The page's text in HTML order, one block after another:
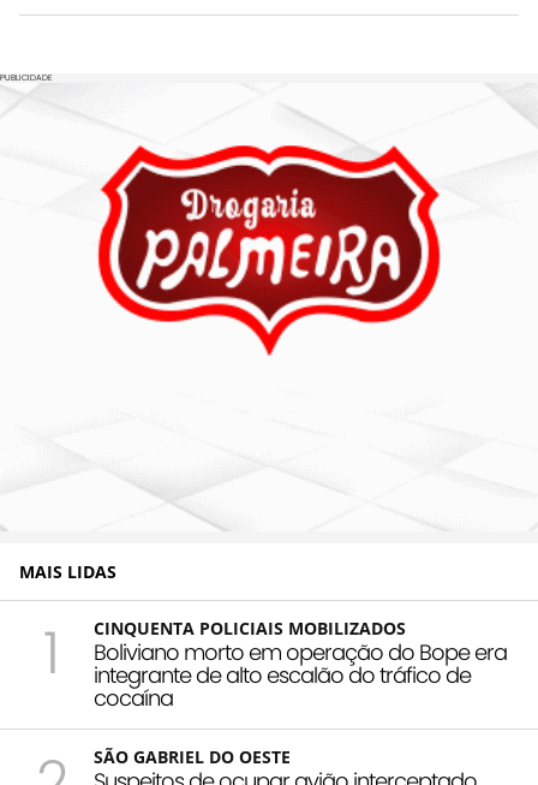
PUBLICIDADE
MAIS LIDAS
1 CINQUENTA POLICIAIS MOBILIZADOS
Boliviano morto em operação do Bope era
integrante de alto escalão do tráfico de
cocaína
SÃO GABRIEL DO OESTE